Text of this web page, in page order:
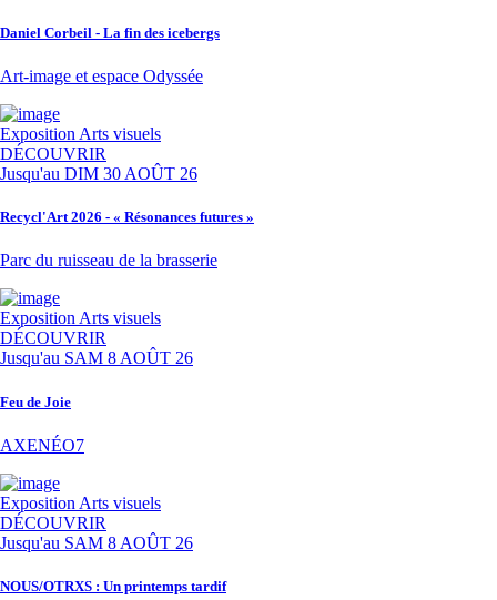
Daniel Corbeil - La fin des icebergs
Art-image et espace Odyssée
Exposition Arts visuels
DÉCOUVRIR
Jusqu'au DIM 30 AOÛT 26
Recycl'Art 2026 - « Résonances futures »
Parc du ruisseau de la brasserie
ExpositionArts visuels
DÉCOUVRIR
Jusqu'au SAM 8 AOÛT 26
Feu de Joie
AXENÉO7
Exposition Arts visuels
DÉCOUVRIR
Jusqu'au SAM 8 AOÛT 26
NOUS/OTRXS : Un printemps tardif